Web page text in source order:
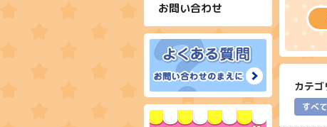
お問い合わせ
カテゴ
すべて